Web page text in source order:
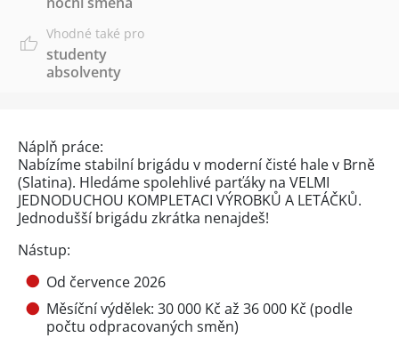
Vhodné také pro
studenty
absolventy
Náplň práce:
Nabízíme stabilní brigádu v moderní čisté hale v Brně
(Slatina). Hledáme spolehlivé parťáky na VELMI
JEDNODUCHOU KOMPLETACI VÝROBKŮ A LETÁČKŮ.
Jednodušší brigádu zkrátka nenajdeš!
Nástup:
Od července 2026
Měsíční výdělek: 30 000 Kč až 36 000 Kč (podle
počtu odpracovaných směn)